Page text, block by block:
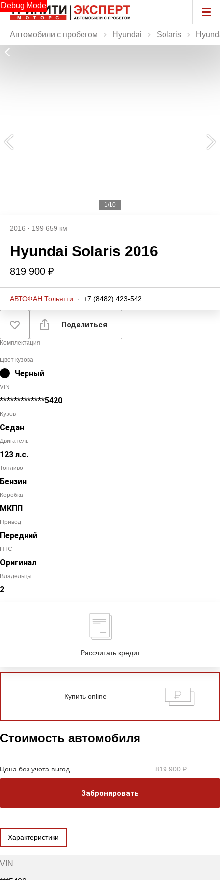
Debug Mode
Автомобили с пробегом Hyundai Solaris
1/10
2016 · 199 659 км
Hyundai Solaris 2016
819 900 ₽
АВТОФАН Тольятти · +7 (8482) 423-542
Поделиться
Комплектация
Цвет кузова
Черный
VIN
*************5420
Кузов
Седан
Двигатель
123 л.с.
Топливо
Бензин
Коробка
МКПП
Привод
Передний
ПТС
Оригинал
Владельцы
2
Рассчитать кредит
Купить online
Стоимость автомобиля
Цена без учета выгод 819 900 ₽
Забронировать
Характеристики
VIN